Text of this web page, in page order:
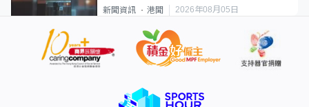
新聞資訊 港聞 2026年08月05日